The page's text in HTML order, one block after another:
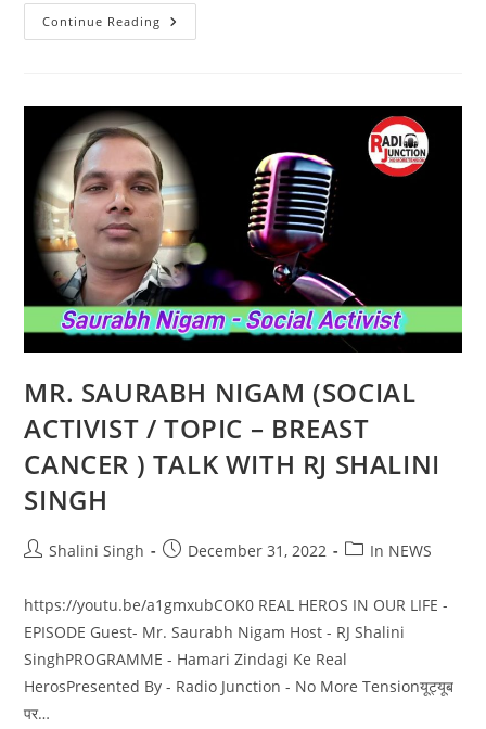
Continue Reading प्रकाश
ठाकुर
–
स्त्रीत्व
बिम्ब
दर्शाती
हुई
MR. SAURABH NIGAM (SOCIAL
ACTIVIST / TOPIC – BREAST
CANCER ) TALK WITH RJ SHALINI
SINGH
PostShalini Singh
PostDecember 31, 2022
PostIn NEWS
https://youtu.be/a1gmxubCOK0 REAL HEROS IN OUR LIFE -
EPISODE Guest- Mr. Saurabh Nigam Host - RJ Shalini
SinghPROGRAMME - Hamari Zindagi Ke Real
HerosPresented By - Radio Junction - No More Tensionयूट्यूब
पर…